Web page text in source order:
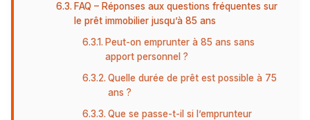
FAQ – Réponses aux questions fréquentes sur
le prêt immobilier jusqu’à 85 ans
Peut-on emprunter à 85 ans sans
apport personnel ?
Quelle durée de prêt est possible à 75
ans ?
Que se passe-t-il si l’emprunteur